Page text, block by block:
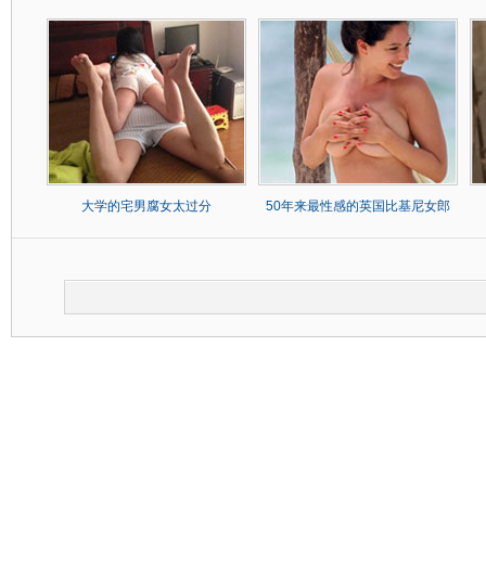
大学的宅男腐女太过分 50年来最性感的英国比基尼女郎